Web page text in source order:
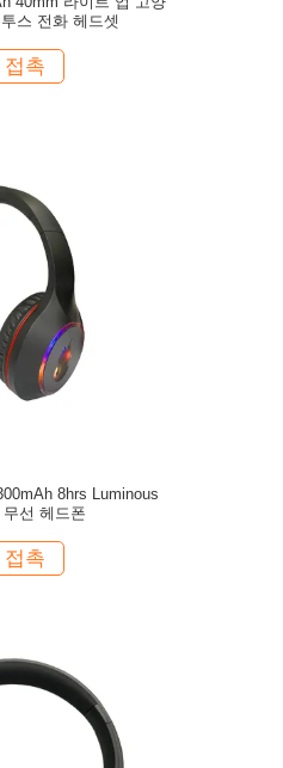
스 전화 헤드셋
접촉
8hrs Luminous
무선 헤드폰
접촉